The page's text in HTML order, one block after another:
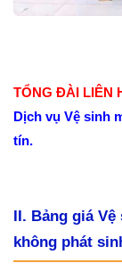
TỔNG ĐÀI LIÊN
Dịch vụ Vệ sinh
tín.
II. Bảng giá
không phát